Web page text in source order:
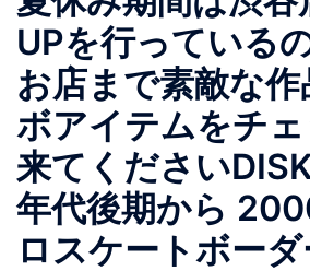
UPを行っている
お店まで素敵な作
ボアイテムをチ
来てください
年代後期から
ロスケートボー